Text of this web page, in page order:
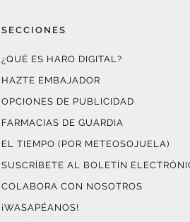
SECCIONES
¿QUÉ ES HARO DIGITAL?
HAZTE EMBAJADOR
OPCIONES DE PUBLICIDAD
FARMACIAS DE GUARDIA
EL TIEMPO (POR METEOSOJUELA)
SUSCRÍBETE AL BOLETÍN
COLABORA CON NOSOTROS
¡WASAPÉANOS!